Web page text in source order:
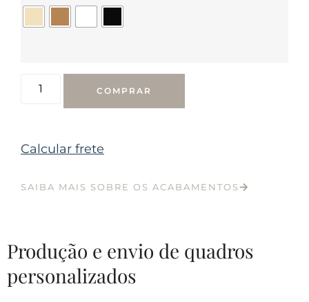
COMPRAR
Calcular frete
SAIBA MAIS SOBRE OS ACABAMENTOS
Produção e envio de quadros
personalizados